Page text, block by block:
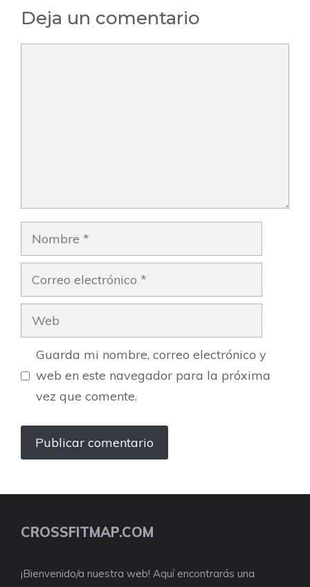
Deja un comentario
Nombre
Correo
electrónico
Web
Guarda mi nombre, correo electrónico y
web en este navegador para la próxima
vez que comente.
CROSSFITMAP.COM
¡Bienvenido/a nuestra web! Aquí encontrarás una